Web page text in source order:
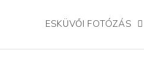
ESKÜVŐI FOTÓZÁS